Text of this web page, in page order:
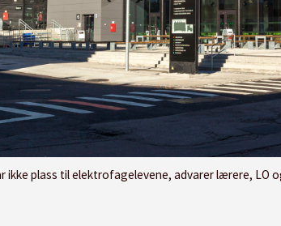
ikke plass til elektrofagelevene, advarer lærere, LO